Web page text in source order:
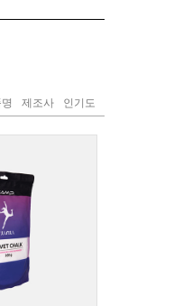
제조사 인기도